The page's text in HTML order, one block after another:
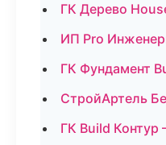
ГК Дерево
ИП Pro
ГК Фундамент
СтройАртель
ГК Build